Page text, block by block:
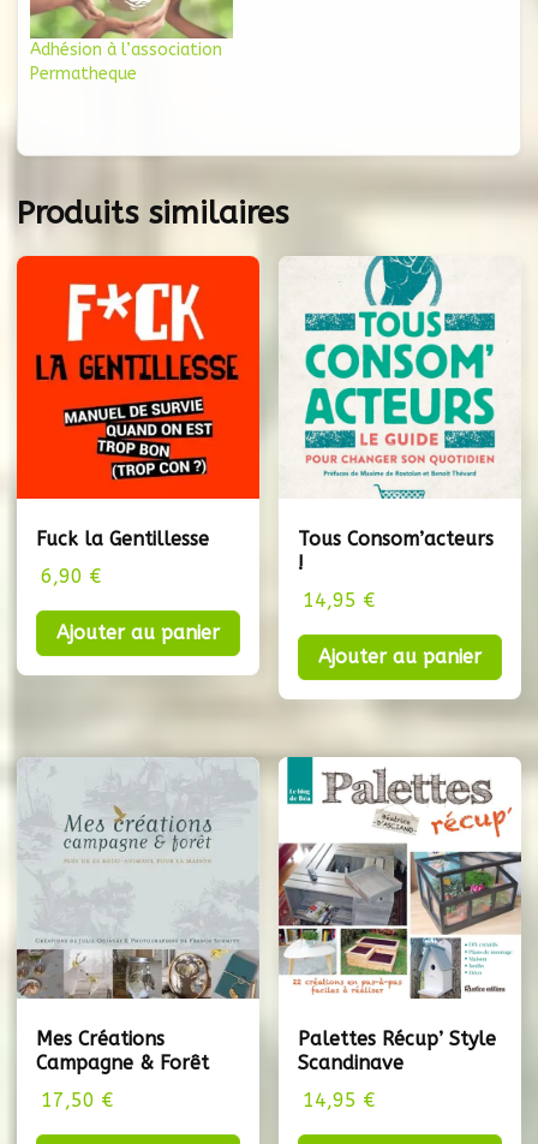
Adhésion à l’association
Permatheque
Produits similaires
Fuck la Gentillesse
6,90 €
Ajouter au panier
Tous Consom’acteurs
!
14,95 €
Ajouter au panier
Mes Créations
Campagne & Forêt
17,50 €
Palettes Récup’ Style
Scandinave
14,95 €